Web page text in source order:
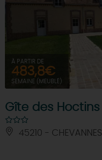
À PARTIR DE
483,8€
SEMAINE (MEUBLÉ)
Gîte des Hoctins
45210 - CHEVANNES